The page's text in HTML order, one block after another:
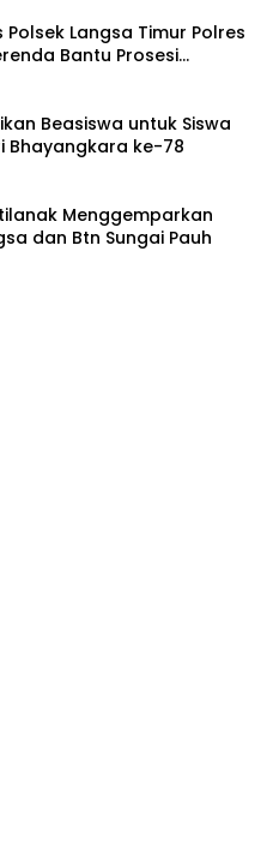
Langsa Timur Polres
Bantu Prosesi
Beasiswa untuk Siswa
Bhayangkara ke-78
Menggemparkan
dan Btn Sungai Pauh